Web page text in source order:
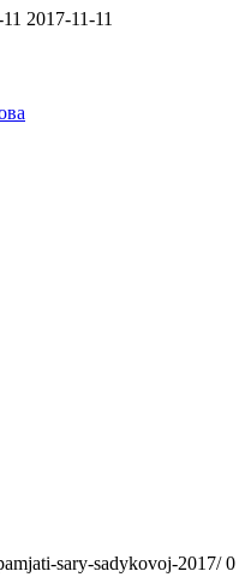
2017-11-11
sary-sadykovoj-2017/ 0